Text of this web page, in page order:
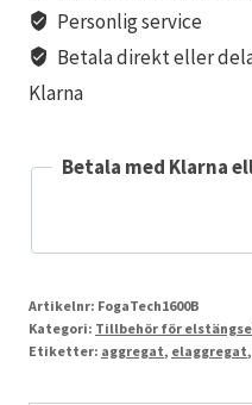
Personlig service
Betala direkt eller
Klarna
Betala med Klarna
Artikelnr: FogaTech1600B
Kategori: Tillbehör för
Etiketter: aggregat, elaggregat,